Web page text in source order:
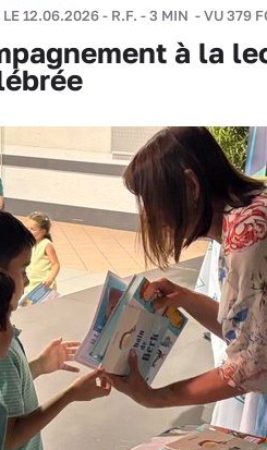
LE 12.06.2026 - R.F. -3 MIN - VU 379
à la